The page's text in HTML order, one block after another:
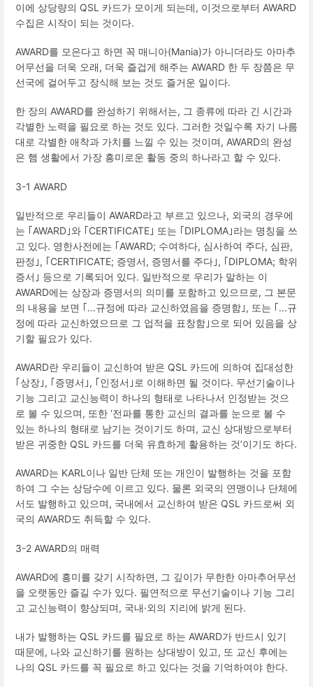
이에 상당량의 QSL 카드가 모이게 되는데, 이것으로부터 AWARD
수집은 시작이 되는 것이다.
AWARD를 모은다고 하면 꼭 매니아(Mania)가 아니더라도 아마추
어무선을 더욱 오래, 더욱 즐겁게 해주는 AWARD 한 두 장쯤은 무
선국에 걸어두고 장식해 보는 것도 즐거운 일이다.
한 장의 AWARD를 완성하기 위해서는, 그 종류에 따라 긴 시간과
각별한 노력을 필요로 하는 것도 있다. 그러한 것일수록 자기 나름
대로 각별한 애착과 가치를 느낄 수 있는 것이며, AWARD의 완성
은 햄 생활에서 가장 흥미로운 활동 중의 하나라고 할 수 있다.
3-1 AWARD
일반적으로 우리들이 AWARD라고 부르고 있으나, 외국의 경우에
는 ｢AWARD ｣와 ｢CERTIFICATE ｣ 또는 ｢DIPLOMA ｣라는 명칭을 쓰
고 있다. 영한사전에는 ｢AWARD; 수여하다, 심사하여 주다, 심판,
판정｣, ｢CERTIFICATE; 증명서, 증명서를 주다｣, ｢DIPLOMA; 학위
증서｣ 등으로 기록되어 있다. 일반적으로 우리가 말하는 이
AWARD에는 상장과 증명서의 의미를 포함하고 있으므로, 그 본문
의 내용을 보면 ｢․․․규정에 따라 교신하였음을 증명함｣, 또는 ｢․․․규
정에 따라 교신하였으므로 그 업적을 표창함｣으로 되어 있음을 상
기할 필요가 있다.
AWARD란 우리들이 교신하여 받은 QSL 카드에 의하여 집대성한
｢상장｣, ｢증명서｣, ｢인정서｣로 이해하면 될 것이다. 무선기술이나
기능 그리고 교신능력이 하나의 형태로 나타나서 인정받는 것으
로 볼 수 있으며, 또한 ‘전파를 통한 교신의 결과를 눈으로 볼 수
있는 하나의 형태로 남기는 것이기도 하며, 교신 상대방으로부터
받은 귀중한 QSL 카드를 더욱 유효하게 활용하는 것’이기도 하다.
AWARD는 KARL 이나 일반 단체 또는 개인이 발행하는 것을 포함
하여 그 수는 상당수에 이르고 있다. 물론 외국의 연맹이나 단체에
서도 발행하고 있으며, 국내에서 교신하여 받은 QSL 카드로써 외
국의 AWARD도 취득할 수 있다.
3-2 AWARD의 매력
AWARD에 흥미를 갖기 시작하면, 그 깊이가 무한한 아마추어무선
을 오랫동안 즐길 수가 있다. 필연적으로 무선기술이나 기능 그리
고 교신능력이 향상되며, 국내·외의 지리에 밝게 된다.
내가 발행하는 QSL 카드를 필요로 하는 AWARD가 반드시 있기
때문에, 나와 교신하기를 원하는 상대방이 있고, 또 교신 후에는
나의 QSL 카드를 꼭 필요로 하고 있다는 것을 기억하여야 한다.